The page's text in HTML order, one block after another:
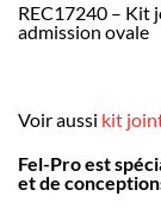
REC17240 – Kit
admission ovale
Voir aussi kit
Fel-Pro est
et de